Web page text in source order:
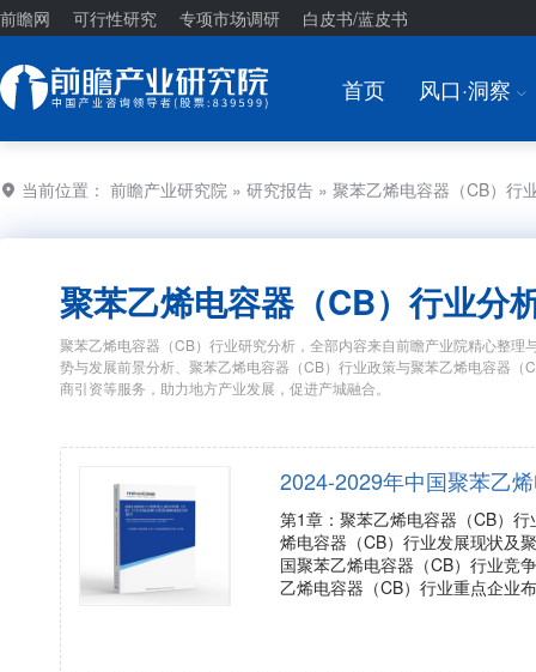
前瞻网 可行性研究 专项市场调研 白皮书/蓝皮书
首页 风口·洞察 I
当前位置： 前瞻产业研究院 » 研究报告 » 聚苯乙烯电容器（CB）行
聚苯乙烯电容器（CB）行业分
聚苯乙烯电容器（CB）行业研究分析，全部内容来自前瞻产业院精心整
势与发展前景分析、聚苯乙烯电容器（CB）行业政策与聚苯乙烯电容器
商引资等服务，助力地方产业发展，促进产城融合。
2024-2029年中国聚苯乙
第1章：聚苯乙烯电容器（CB）
烯电容器（CB）行业发展现状及
国聚苯乙烯电容器（CB）行业竞
乙烯电容器（CB）行业重点企业